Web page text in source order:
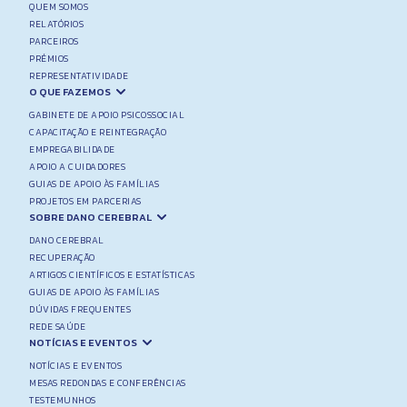
QUEM SOMOS
RELATÓRIOS
PARCEIROS
PRÉMIOS
REPRESENTATIVIDADE
O QUE FAZEMOS
GABINETE DE APOIO PSICOSSOCIAL
CAPACITAÇÃO E REINTEGRAÇÃO
EMPREGABILIDADE
APOIO A CUIDADORES
GUIAS DE APOIO ÀS FAMÍLIAS
PROJETOS EM PARCERIAS
SOBRE DANO CEREBRAL
DANO CEREBRAL
RECUPERAÇÃO
ARTIGOS CIENTÍFICOS E ESTATÍSTICAS
GUIAS DE APOIO ÀS FAMÍLIAS
DÚVIDAS FREQUENTES
REDE SAÚDE
NOTÍCIAS E EVENTOS
NOTÍCIAS E EVENTOS
MESAS REDONDAS E CONFERÊNCIAS
TESTEMUNHOS